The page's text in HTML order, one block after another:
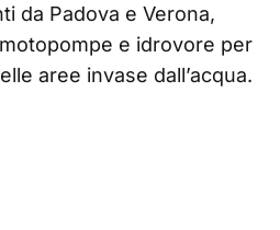
da Padova e Verona,
e idrovore per
aree invase dall’acqua.